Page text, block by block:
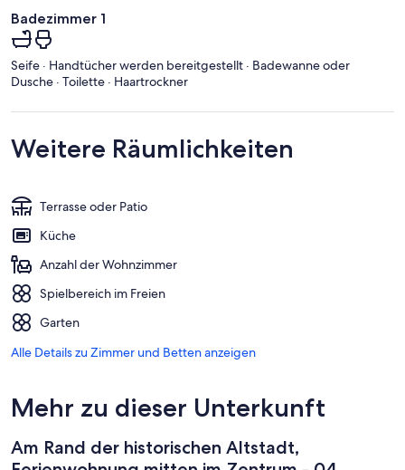
Badezimmer 1
Seife · Handtücher werden bereitgestellt · Badewanne oder
Dusche · Toilette · Haartrockner
Weitere Räumlichkeiten
Terrasse oder Patio
Küche
Anzahl der Wohnzimmer
Spielbereich im Freien
Garten
Alle Details zu Zimmer und Betten anzeigen
Mehr zu dieser Unterkunft
Am Rand der historischen Altstadt,